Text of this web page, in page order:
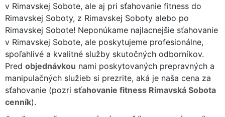
v Rimavskej Sobote, ale aj pri sťahovanie fitness do
Rimavskej Soboty, z Rimavskej Soboty alebo po
Rimavskej Sobote! Neponúkame najlacnejšie sťahovanie
v Rimavskej Sobote, ale poskytujeme profesionálne,
spoľahlivé a kvalitné služby skutočných odborníkov.
Pred objednávkou nami poskytovaných prepravných a
manipulačných služieb si prezrite, aká je naša cena za
sťahovanie (pozri sťahovanie fitness Rimavská Sobota
cenník).